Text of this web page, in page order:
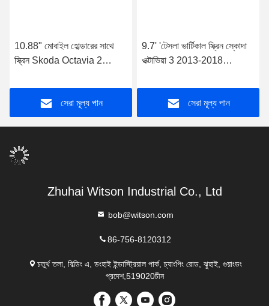
10.88" মোবাইল হোল্ডারের সাথে
স্ক্রিন Skoda Octavia 2
সেরা মূল্য পান
9.7' 'টেসলা ভার্টিকাল স্ক্রিন স্কোদা
ওক্টাভিয়া 3 2013-2018
জন্য
সেরা মূল্য পান
Zhuhai Witson Industrial Co., Ltd
bob@witson.com
86-756-8120312
চতুর্থ তলা, বিল্ডিং এ, ডংহাই ইন্ডাস্ট্রিয়াল পার্ক, চ্যাংপিং রোড, ঝুহাই, গুয়াংডং
প্রদেশ,519020চীন